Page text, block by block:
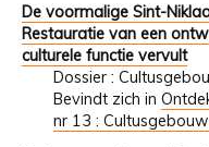
De voormalige Sint-
Restauratie van een
culturele functie vervult
Dossier :
Bevindt zich in
nr 13 :